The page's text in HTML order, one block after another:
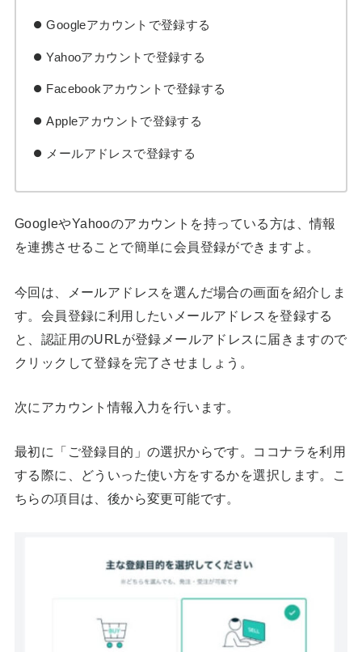
Googleアカウントで登録する
Yahooアカウントで登録する
Facebookアカウントで登録する
Appleアカウントで登録する
メールアドレスで登録する
GoogleやYahooのアカウントを持っている方は、情報
を連携させることで簡単に会員登録ができますよ。
今回は、メールアドレスを選んだ場合の画面を紹介しま
す。会員登録に利用したいメールアドレスを登録する
と、認証用のURLが登録メールアドレスに届きますので
クリックして登録を完了させましょう。
次にアカウント情報入力を行います。
最初に「ご登録目的」の選択からです。ココナラを利用
する際に、どういった使い方をするかを選択します。こ
ちらの項目は、後から変更可能です。